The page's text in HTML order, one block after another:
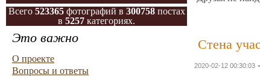
Всего 523365фотографий в 300758постах
в 5257 категориях.
Это важно
О проекте
Вопросы и ответы
Стена
2020-02-12 00:30:03 -